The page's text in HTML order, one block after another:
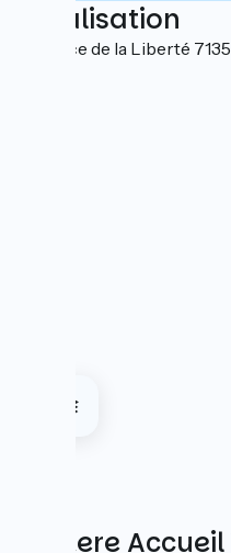
Localisation
20 Place de la Liberté
Weitere